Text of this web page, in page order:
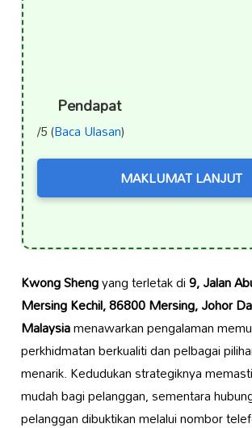
Pendapat
/5 (Baca Ulasan)
MAKLUMAT LANJUT
Kwong Shengyang terletak di9, Jalan
Mersing Kechil, 86800 Mersing, Johor
Malaysiamenawarkan pengalaman
perkhidmatan berkualiti dan pelbagai
menarik. Kedudukan strategiknya
mudah bagi pelanggan, sementara
pelanggan dibuktikan melalui nombor